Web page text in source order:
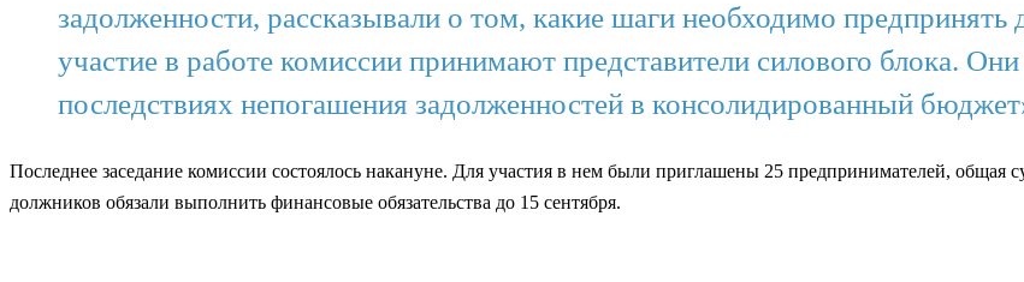
задолженности, рассказывали о том, какие шаги необходимо
участие в работе комиссии принимают представители силового блока.
последствиях непогашения задолженностей в консолидированный
Последнее заседание комиссии состоялось накануне. Для участия в нем были приглашены 25 предпринимателей, общая
должников обязали выполнить финансовые обязательства до 15 сентября.